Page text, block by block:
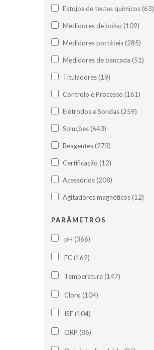
Estojos de testes químicos (63)
Medidores de bolso (109)
Medidores portáteis (285)
Medidores de bancada (51)
Tituladores (19)
Controlo e Processo (161)
Elétrodos e Sondas (259)
Soluções (643)
Reagentes (273)
Certificação (12)
Acessórios (208)
Agitadores magnéticos (12)
PARÂMETROS
pH (366)
EC (162)
Temperatura (147)
Cloro (104)
ISE (104)
ORP (86)